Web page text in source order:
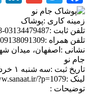
زمینه کاری :پوشاک
تلفن ثابت :03134479487-8
تلفن همراه :09138091309
نشانی : اصفهان، میدان
جام نو
تاریخ ثبت :سه شنبه ۱ خرداد ۱۳۹۷
لینک :?p=1079
توضیحات :